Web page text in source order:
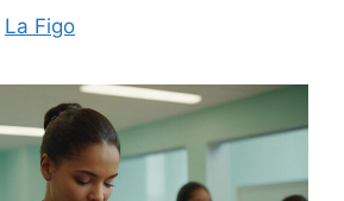
La Figo